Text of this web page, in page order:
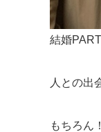
結婚
人との出
もちろん